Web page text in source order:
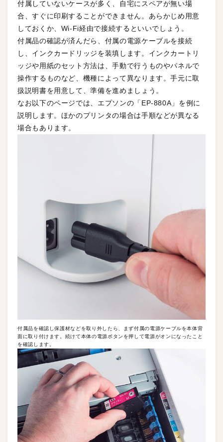
付属していないケースが多く、自宅にスペアが無い場
合、すぐに印刷することができません。あらかじめ用意
しておくか、Wi-Fi経由で接続するといいでしょう。
付属品の確認が済んだら、付属の電源ケーブルを接続
し、インクカードリッジを装填します。インクカートリ
ッジや用紙のセット方法は、手動で行うものやパネルで
操作するものなど、機種によって異なります。手元に取
扱説明書を用意して、準備を進めましょう。
なお以下のページでは、エプソンの「EP-880A」を例に
説明します。ほかのプリンタの場合は手順などが異なる
場合もあります。
付属品を確認し保護材などを取り外したら、まず付属の電源ケーブルを本体背
面に取り付けます。続けて本体の電源ボタンを押して電源がオンになったこと
を確認します。